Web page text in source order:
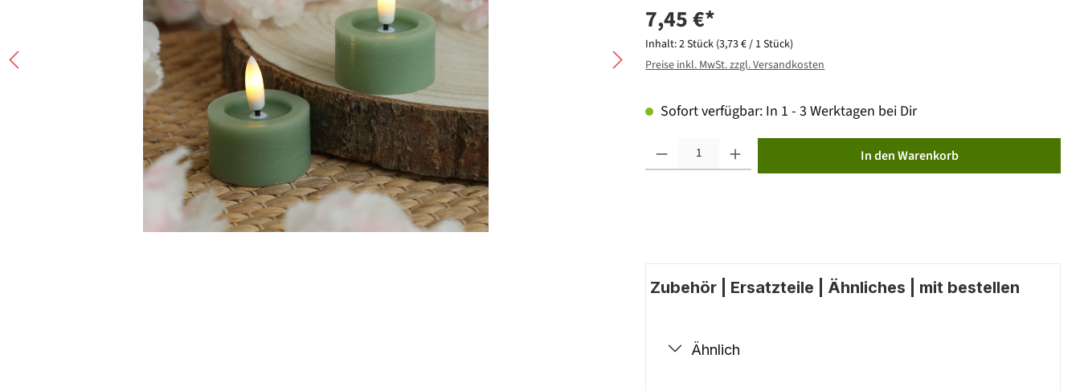
7,45 €*
Inhalt:2 Stück (3,73 € / 1 Stück)
Preise inkl. MwSt. zzgl. Versandkosten
Sofort verfügbar: In 1 - 3 Werktagen bei Dir
In den Warenkorb
Zubehör | Ersatzteile | Ähnliches | mit bestellen
Ähnlich